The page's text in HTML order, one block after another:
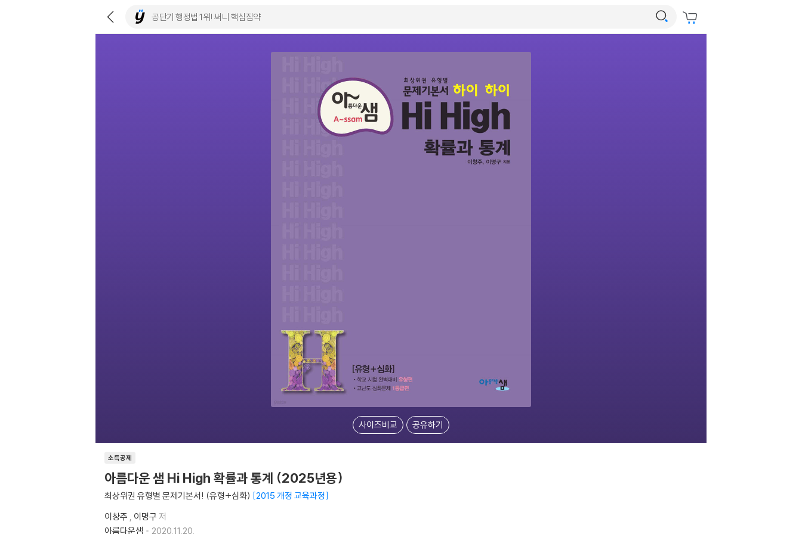
사이즈비교 공유하기
소득공제
아름다운 샘 Hi High 확률과 통계 (2025년용)
최상위권 유형별 문제기본서! (유형+심화) 2015 개정 교육과정
이창주 , 이명구 저
아름다운샘
2020.11.20.